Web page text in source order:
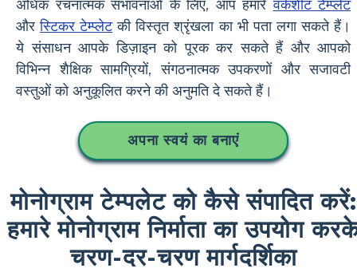
अधिक रचनात्मक संभावनाओं के लिए, आप हमारेवर्कशीट टेम्प्लेट
औरस्टिकर टेम्प्लेटकी विस्तृत श्रृंखला का भी पता लगा सकते हैं।
ये संसाधन आपके डिज़ाइन को पूरक कर सकते हैं और आपको
विभिन्न शैक्षिक सामग्रियों, संगठनात्मक उपकरणों और सजावटी
वस्तुओं को अनुकूलित करने की अनुमति दे सकते हैं।
अपना स्वयं का बनाएं
मोनोग्राम टेम्पलेट को कैसे संपादित करें:
हमारे मोनोग्राम निर्माता का उपयोग
चरण-दर-चरण मार्गदर्शिका